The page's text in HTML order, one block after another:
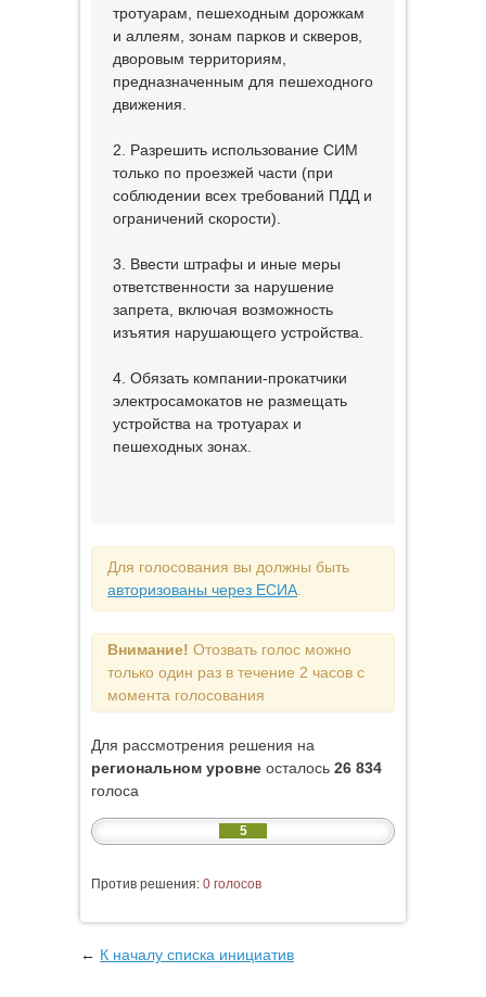
тротуарам, пешеходным дорожкам
и аллеям, зонам парков и скверов,
дворовым территориям,
предназначенным для пешеходного
движения.
2. Разрешить использование СИМ
только по проезжей части (при
соблюдении всех требований ПДД и
ограничений скорости).
3. Ввести штрафы и иные меры
ответственности за нарушение
запрета, включая возможность
изъятия нарушающего устройства.
4. Обязать компании-прокатчики
электросамокатов не размещать
устройства на тротуарах и
пешеходных зонах.
Для голосования вы должны быть
авторизованы через ЕСИА
Внимание! Отозвать голос можно
только один раз в течение 2 часов с
момента голосования
Для рассмотрения решения на
региональном уровне осталось 26 834
голоса
5
Против решения: 0 голосов
← К началу списка инициатив